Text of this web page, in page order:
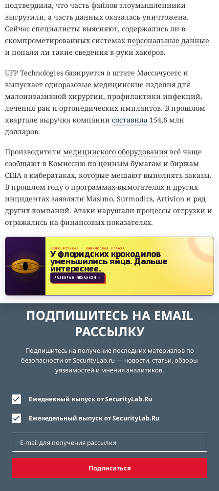
подтвердила, что часть файлов злоумышленники
выгрузили, а часть данных оказалась уничтожена.
Сейчас специалисты выясняют, содержались ли в
скомпрометированных системахперсональные данные
и попали ли такие сведения в руки хакеров.
UFP Technologies базируется в штате Массачусетс и
выпускает одноразовые медицинские изделия для
малоинвазивной хирургии, профилактики инфекций,
лечения ран и ортопедических имплантов. В прошлом
квартале выручка компании составила 154,6 млн
долларов.
Производители медицинского оборудования всё чаще
сообщают в Комиссию по ценным бумагам и биржам
США о кибератаках, которые мешают выполнять заказы.
В прошлом году о программах-вымогателях и других
инцидентах заявляли Masimo, Surmodics, Artivion и ряд
других компаний. Атаки нарушали процессы отгрузки и
отражались на финансовых показателях.
SECURITYLAB · ХИМИЧЕСКАЯ УГРОЗА
У флоридских крокодилов
уменьшились яйца.Дальше
интереснее.
РАЗБИРАЮ МЕХАНИЗМ →
ПОДПИШИТЕСЬ НА EMAIL
РАССЫЛКУ
Подпишитесь на получение последних материалов по
безопасности от SecurityLab.ru — новости, статьи, обзоры
уязвимостей и мнения аналитиков.
Ежедневный выпуск от SecurityLab.Ru
Еженедельный выпуск от SecurityLab.Ru
Подписаться